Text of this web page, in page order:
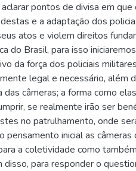
pontos de divisa em
e a adaptação dos
atos e violem direitos
do Brasil, para isso
da força dos policiais
legal e necessário, além
das câmeras; a forma como
se realmente irão ser
no patrulhamento, onde
pensamento inicial as
a coletividade como
disso, para responder o